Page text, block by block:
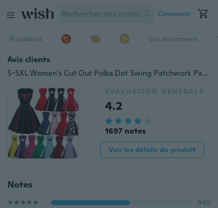
Connexion
Populaires Vus récemment
Avis clients
S-5XL Women's Cut Out Polka Dot Swing Patchwork Patchwork Vintage Sleeveless O-Neck Vintage Vintage Casual Cocktail Party 1950's Retro Bridesmaid Dress
ÉVALUATION GÉNÉRALE
4.2
1697 notes
Voir les détails du produit
Notes
945